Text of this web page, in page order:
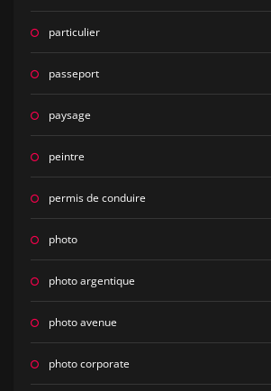
particulier
passeport
paysage
peintre
permis de conduire
photo
photo argentique
photo avenue
photo corporate